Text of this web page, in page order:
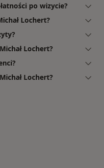
po wizycie?
Lochert?
Lochert?
Lochert?